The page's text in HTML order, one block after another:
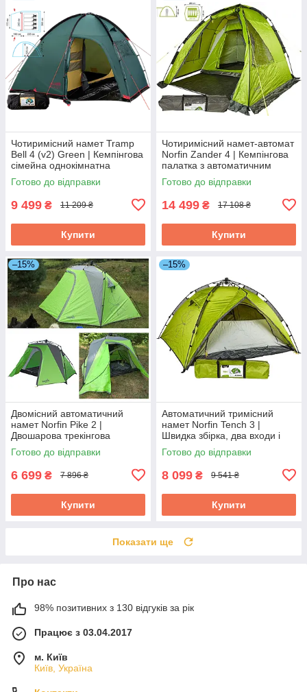
Чотиримісний намет Tramp
Bell 4 (v2) Green | Кемпінгова
сімейна однокімнатна
палатка з високим тамбуром,
2 входи
Готово до відправки
9 499 ₴ 11 209 ₴
Купити
Чотиримісний намет-автомат
Norfin Zander 4 | Кемпінгова
палатка з автоматичним
швидкозбірним каркасом і
просторим високим
Готово до відправки
14 499 ₴ 17 108 ₴
Купити
–15%
Двомісний автоматичний
намет Norfin Pike 2 |
Двошарова трекінгова
палатка з одним входом,
швидка збірка,
Готово до відправки
6 699 ₴ 7 896 ₴
Купити
–15%
Автоматичний тримісний
намет Norfin Tench 3 |
Швидка збірка, два входи і
два тамбури, герметизовані
шви
Готово до відправки
8 099 ₴ 9 541 ₴
Купити
Показати ще
Про нас
98% позитивних з 130 відгуків за рік
Працює з 03.04.2017
м. Київ
Київ, Україна